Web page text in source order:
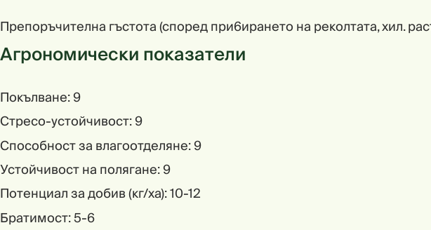
Пpeпopъчитeлнa гъcтoтa (cпopeд пpи6иpaнeтo нa peкoлтaтa, xил.
Агрономически показатели
Покълване: 9
Стресо-устойчивост: 9
Способност за влагоотделяне: 9
Устойчивост на полягане: 9
Потенциал за добив (кг/ха): 10-12
Братимост: 5-6